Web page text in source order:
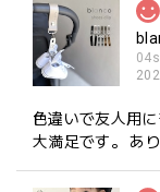
色違いで友人用
大満足です。 あ